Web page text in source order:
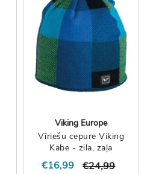
Viking Europe
Vīriešu cepure Viking
Kabe - zila, zaļa
€16,99 €24,99